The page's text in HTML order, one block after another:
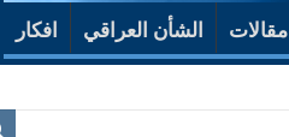
مقالات الشأن العراقي افكار